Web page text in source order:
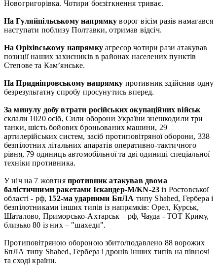
Новогригорівка. Чотири боєзіткнення триває.
На Гуляйпільському напрямку ворог вісім разів намагався
наступати поблизу Полтавки, отримав відсіч.
На Оріхівському напрямку агресор чотири рази атакував
позиції наших захисників в районах населених пунктів
Степове та Кам’янське.
На Придніпровському напрямку противник здійснив одну
безрезультатну спробу просунутись вперед.
За минулу добу втрати російських окупаційних військ
склали 1020 осіб, Сили оборони України знешкодили три
танки, шість бойових броньованих машини, 29
артилерійських систем, засіб протиповітряної оборони, 338
безпілотних літальних апаратів оперативно-тактичного
рівня, 79 одиниць автомобільної та дві одиниці спеціальної
техніки противника.
У ніч на 7 жовтня противник атакував двома
балістичними ракетами Іскандер-М/KN-23 із Ростовської
області - рф, 152-ма ударними БпЛА типу Shahed, Гербера і
безпілотниками інших типів із напрямків: Орел, Курськ,
Шаталово, Приморсько-Ахтарськ – рф, Чауда - ТОТ Криму,
близько 80 із них – "шахеди".
Протиповітряною обороною збито/подавлено 88 ворожих
БпЛА типу Shahed, Гербера і дронів інших типів на півночі
та сході країни.